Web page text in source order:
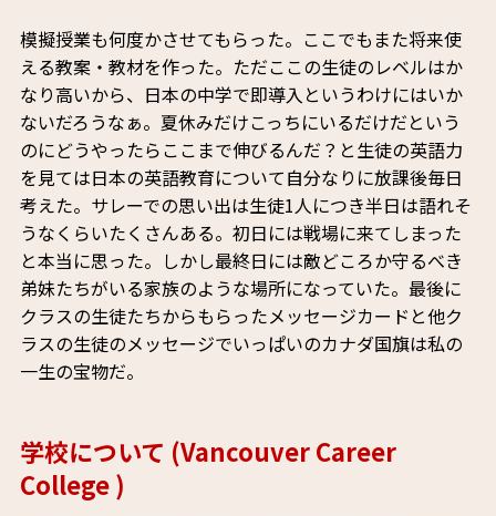
模擬授業も何度かさせてもらった。ここでもまた将来使
える教案・教材を作った。ただここの生徒のレベルはか
なり高いから、日本の中学で即導入というわけにはいか
ないだろうなぁ。夏休みだけこっちにいるだけだという
のにどうやったらここまで伸びるんだ？と生徒の英語力
を見ては日本の英語教育について自分なりに放課後毎日
考えた。サレーでの思い出は生徒1人につき半日は語れそ
うなくらいたくさんある。初日には戦場に来てしまった
と本当に思った。しかし最終日には敵どころか守るべき
弟妹たちがいる家族のような場所になっていた。最後に
クラスの生徒たちからもらったメッセージカードと他ク
ラスの生徒のメッセージでいっぱいのカナダ国旗は私の
一生の宝物だ。
学校について (Vancouver Career
College )